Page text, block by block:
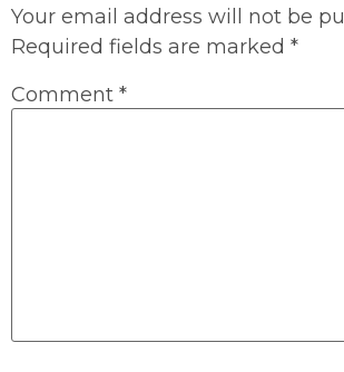
Your email address will not be
Required fields are marked *
Comment *